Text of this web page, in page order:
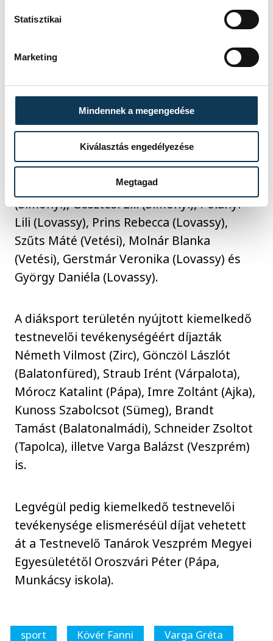
Statisztikai
Marketing
Mindennek a megengedése
Kiválasztás engedélyezése
Megtagad
díjnak örvendhetett Varga Gréta Barbara
(Vetési), Leimeiszter Ábel (Pápa), Gugolya
Mónika (Lovassy), Kövér Fanni (Közgáz),
Mező Zsófia (Vetési), Kirsch Natália
(Vetési), Brotschul Natália (Lovassy), Máté
Lea (Simonyi), Schreyer Virág Vivien
(Simonyi), Gesztesi Lili (Simonyi), Polányi
Lili (Lovassy), Prins Rebecca (Lovassy),
Szűts Máté (Vetési), Molnár Blanka
(Vetési), Gerstmár Veronika (Lovassy) és
György Daniéla (Lovassy).
A diáksport területén nyújtott kiemelkedő
testnevelői tevékenységéért díjazták
Németh Vilmost (Zirc), Gönczöl Lászlót
(Balatonfüred), Straub Irént (Várpalota),
Mórocz Katalint (Pápa), Imre Zoltánt (Ajka),
Kunoss Szabolcsot (Sümeg), Brandt
Tamást (Balatonalmádi), Schneider Zsoltot
(Tapolca), illetve Varga Balázst (Veszprém)
is.
Legvégül pedig kiemelkedő testnevelői
tevékenysége elismeréséül díjat vehetett
át a Testnevelő Tanárok Veszprém Megyei
Egyesületétől Oroszvári Péter (Pápa,
Munkácsy iskola).
sport Kövér Fanni Varga Gréta